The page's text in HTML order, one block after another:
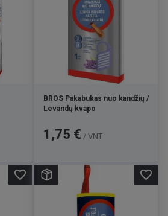
BROS Pakabukas nuo kandžių /
Levandų kvapo
Kaina
1,75 € / VNT
favorite_border favorite_border